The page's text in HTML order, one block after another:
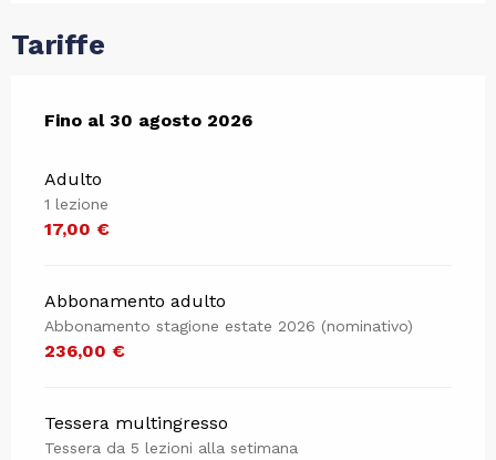
Tariffe
Dal18 maggio 2026al30 agosto 2026
Fino al30 agosto 2026
Adulto
1 lezione
17,00 €
Abbonamento adulto
Abbonamento stagione estate 2026 (nominativo)
236,00 €
Tessera multingresso
Tessera da 5 lezioni alla setimana